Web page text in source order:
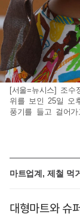
[서울=뉴시스] 조
위를 보인 25일 오
풍기를 들고 걸어
마트업계, 제철 먹
대형마트와 슈